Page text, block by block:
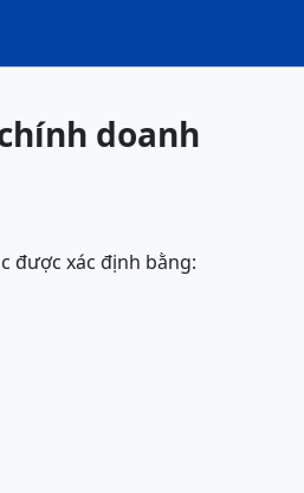
doanh
được xác định bằng: